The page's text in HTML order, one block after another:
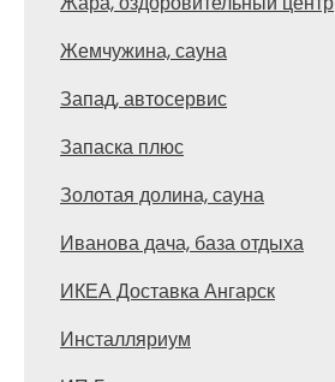
Жемчужина, сауна
Запад, автосервис
Запаска плюс
Золотая долина, сауна
Иванова дача, база отдыха
ИКЕА Доставка Ангарск
Инсталляриум